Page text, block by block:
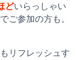
どいらっしゃい
ご参加の方も。
リフレッシュす